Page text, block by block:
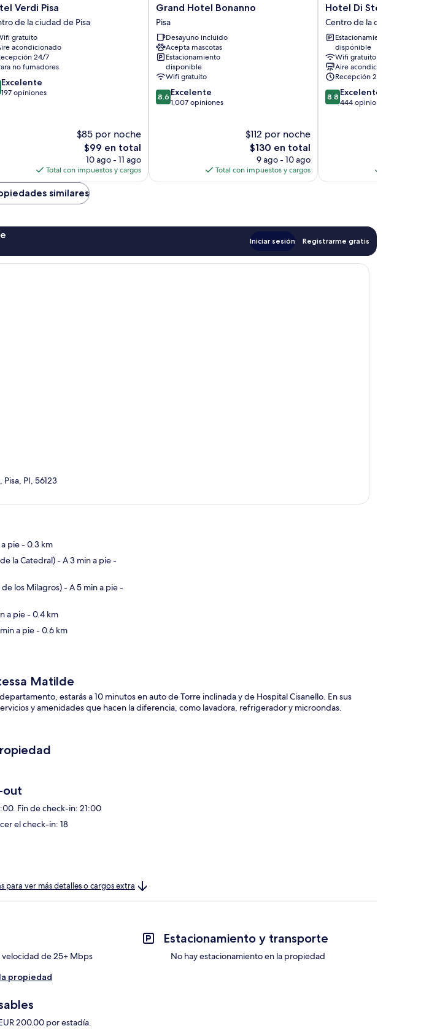
Verdi Pisa
de la ciudad de Pisa
gratuito
acondicionado
24/7
no fumadores
Excelente
197 opiniones
$85 por noche
El
precio
actual
es
de
$99
$99 en total
10 ago - 11 ago
Total con impuestos y cargos
Grand
Hotel
Bonanno
Pisa
Grand Hotel Bonanno
Pisa
Desayuno incluido
Acepta mascotas
Estacionamiento
disponible
Wifi gratuito
8.6
de
8.6 Excelente
1,007 opiniones
$112 por noche
El
precio
actual
es
$130 en total
9 ago - 10 ago
Total con impuestos y cargos
Hotel
Di
Stefano
Centro
la
ciudad
de
Pisa
Hotel Di Stefano
Centro de la ciudad de
Estacionamiento
disponible
Wifi gratuito
Aire acondicionado
Recepción 24/7
8.8
de
8.8 Excelente
444 opiniones
similares
Iniciar sesión Registrarme gratis
PI, 56123
pie- 0.3 km
la Catedral)- A 3 min a pie-
de los Milagros)- A 5 min a pie-
a pie- 0.4 km
a pie- 0.6 km
Matilde
estarás a 10 minutos en auto de Torre inclinada y de Hospital Cisanello. En sus
y amenidades que hacen la diferencia, como lavadora, refrigerador y microondas.
out
Fin de check-in: 21:00
el check-in: 18
para ver más detalles o cargos extra
de 25+ Mbps
Estacionamiento y transporte
No hay estacionamiento en la propiedad
propiedad
200.00 por estadía.